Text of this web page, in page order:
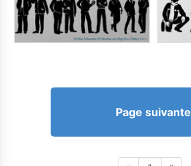
Page suivante